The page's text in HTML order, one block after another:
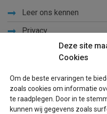
Deze site
Cookies
Om de beste ervaringen te
zoals cookies om informatie
te raadplegen. Door in te
kunnen wij gegevens zoals
Leer ons kennen
Privacy
Blog
Voor eigenaren